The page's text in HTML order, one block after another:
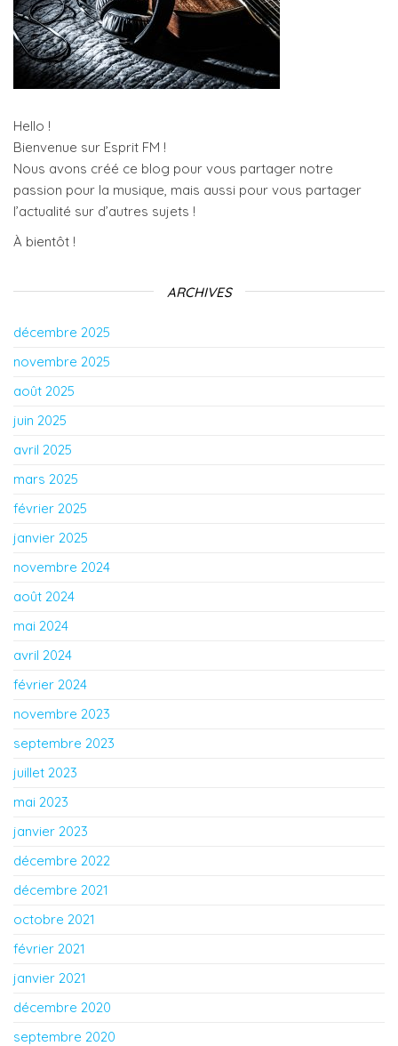
Hello !
Bienvenue sur Esprit FM !
Nous avons créé ce blog pour vous partager notre
passion pour la musique, mais aussi pour vous partager
l’actualité sur d’autres sujets !
À bientôt !
ARCHIVES
décembre 2025
novembre 2025
août 2025
juin 2025
avril 2025
mars 2025
février 2025
janvier 2025
novembre 2024
août 2024
mai 2024
avril 2024
février 2024
novembre 2023
septembre 2023
juillet 2023
mai 2023
janvier 2023
décembre 2022
décembre 2021
octobre 2021
février 2021
janvier 2021
décembre 2020
septembre 2020